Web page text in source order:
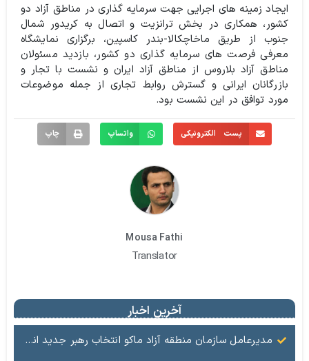
ایجاد زمینه های اجرایی جهت سرمایه گذاری در مناطق آزاد دو
کشور، همکاری در بخش ترانزیت و اتصال به کریدور شمال
جنوب از طریق ماخاچکالا-بندر کاسپین، برگزاری نمایشگاه
معرفی فرصت های سرمایه گذاری دو کشور، بازدید مسئولان
مناطق آزاد بلاروس از مناطق آزاد ایران و نشست با تجار و
بازرگانان ایرانی و گسترش روابط تجاری از جمله موضوعات
مورد توافق در این نشست بود.
پست الکترونیکی واتساپ چاپ
Mousa Fathi
Translator
آخرین اخبار
مدیرعامل سازمان منطقه آزاد ماکو انتخاب رهبر جدید انقلاب را تبریک گفت